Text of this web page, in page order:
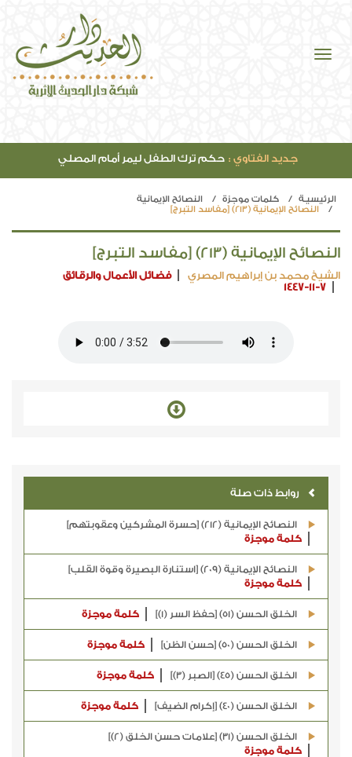
جديد الفتاوي : حكم ترك الطفل ليمر أمام المصلي
الرئيسيـة كلمات موجزة
النصائح الإيمانية
النصائح الإيمانية (213) [مفاسد التبرج]
النصائح الإيمانية (213) [مفاسد التبرج]
الشيخ محمد بن إبراهيم المصري
فضائل الأعمال والرقائق
1447-11-7
روابط ذات صلة
النصائح الإيمانية (212) [حسرة المشركين وعقوبتهم]
كلمة موجزة
النصائح الإيمانية (209) [استنارة البصيرة وقوة القلب]
كلمة موجزة
الخلق الحسن (51) [حفظ السر (1)] كلمة موجزة
الخلق الحسن (50) [حسن الظن] كلمة موجزة
الخلق الحسن (45) [الصبر (3)] كلمة موجزة
الخلق الحسن (40) [إكرام الضيف] كلمة موجزة
الخلق الحسن (31) [علامات حسن الخلق (2)]
كلمة موجزة